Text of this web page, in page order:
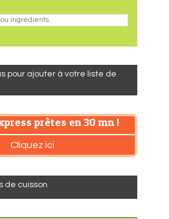
pour ajouter à votre liste de
prêtes en 30 mn !
Cliquez ici
de cuisson